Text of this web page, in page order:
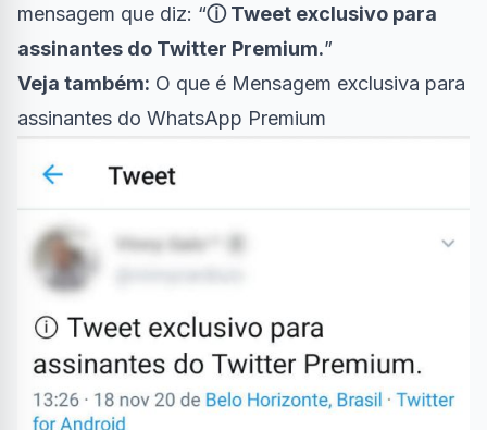
mensagem que diz: “ⓘ Tweet exclusivo para
assinantes do Twitter Premium.”
Veja também: O que é Mensagem exclusiva para
assinantes do WhatsApp Premium